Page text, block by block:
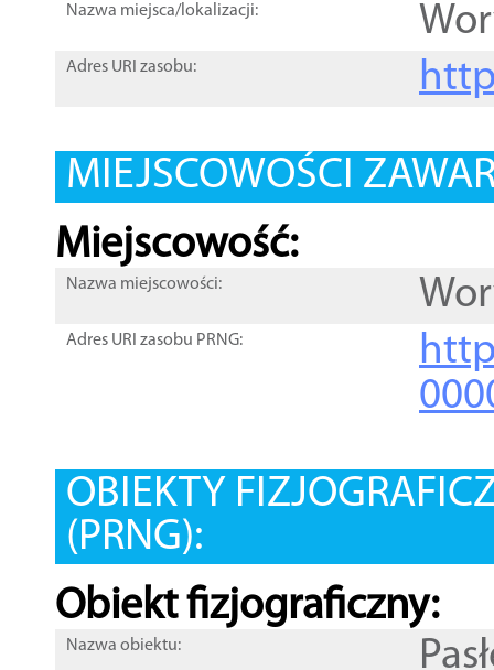
Nazwa miejsca/lokalizacji:
Adres URI zasobu:
MIEJSCOWOŚCI
Miejscowość:
Nazwa miejscowości:
Adres URI zasobu PRNG:
OBIEKTY
(PRNG):
Obiekt fizjograficzny:
Nazwa obiektu: